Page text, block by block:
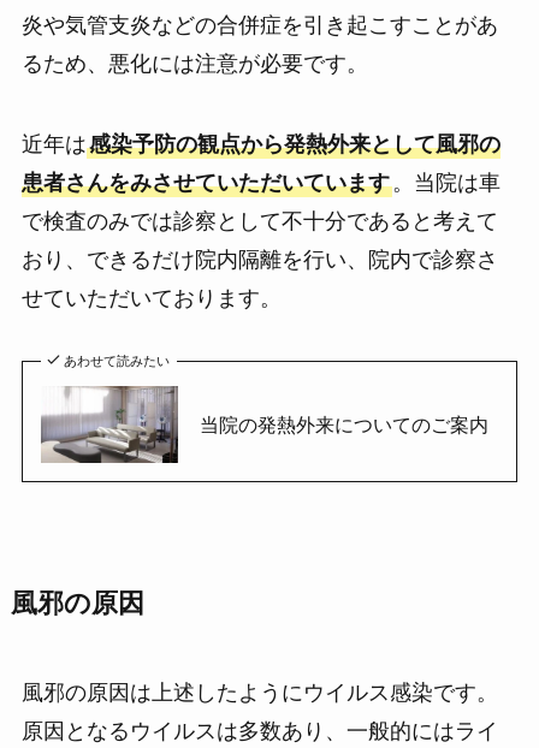
炎や気管支炎などの合併症を引き起こすことがあ
るため、悪化には注意が必要です。
近年は感染予防の観点から発熱外来として風邪の
患者さんをみさせていただいています。当院は車
で検査のみでは診察として不十分であると考えて
おり、できるだけ院内隔離を行い、院内で診察さ
せていただいております。
あわせて読みたい
当院の発熱外来についてのご案内
風邪の原因
風邪の原因は上述したようにウイルス感染です。
原因となるウイルスは多数あり、一般的にはライ